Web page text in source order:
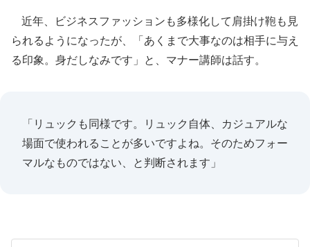
近年、ビジネスファッションも多様化して肩掛け鞄も見
られるようになったが、「あくまで大事なのは相手に与え
る印象。身だしなみです」と、マナー講師は話す。
「リュックも同様です。リュック自体、カジュアルな
場面で使われることが多いですよね。そのためフォー
マルなものではない、と判断されます」